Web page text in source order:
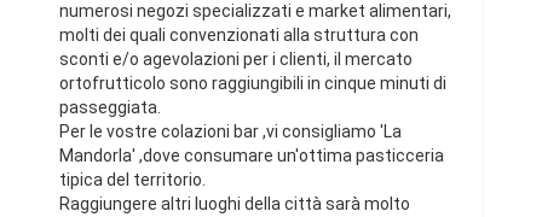
numerosi negozi specializzati e market alimentari,
molti dei quali convenzionati alla struttura con
sconti e/o agevolazioni per i clienti, il mercato
ortofrutticolo sono raggiungibili in cinque minuti di
passeggiata.
Per le vostre colazioni bar ,vi consigliamo 'La
Mandorla' ,dove consumare un'ottima pasticceria
tipica del territorio.
Raggiungere altri luoghi della città sarà molto